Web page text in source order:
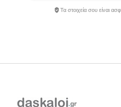
Τα στοιχεία σου είναι